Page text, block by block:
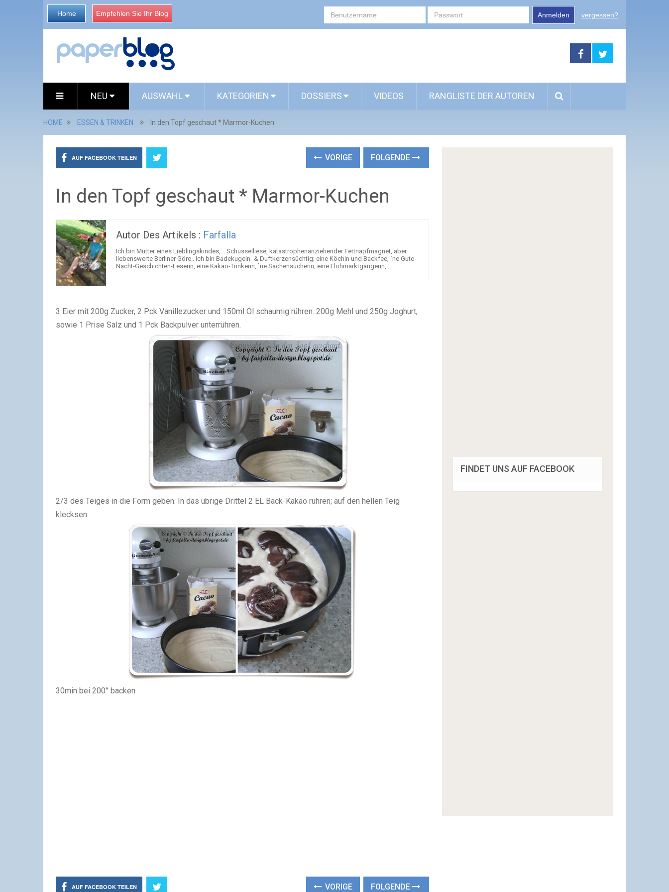
Home Empfehlen Sie Ihr Blog Anmelden vergessen?
NEU AUSWAHL KATEGORIEN DOSSIERS VIDEOS RANGLISTE DER AUTOREN
HOME ESSEN & TRINKEN In den Topf geschaut * Marmor-Kuchen
AUF FACEBOOK TEILEN VORIGE FOLGENDE
In den Topf geschaut * Marmor-Kuchen
Autor Des Artikels : Farfalla
Ich bin Mutter eines Lieblingskindes, ...Schusselliese, katastrophenanziehender Fettnapfmagnet, aber
liebenswerte Berliner Göre.. Ich bin Badekugeln- & Duftkerzensüchtig; eine Köchin und Backfee, `ne Gute-
Nacht-Geschichten-Leserin, eine Kakao-Trinkerin, `ne Sachensucherin, eine Flohmarktgängerin,...
3 Eier mit 200g Zucker, 2 Pck Vanillezucker und 150ml Öl schaumig rühren. 200g Mehl und 250g Joghurt,
sowie 1 Prise Salz und 1 Pck Backpulver unterrühren.
2/3 des Teiges in die Form geben. In das übrige Drittel 2 EL Back-Kakao rühren; auf den hellen Teig
klecksen.
30min bei 200° backen.
AUF FACEBOOK TEILEN VORIGE FOLGENDE
FINDET UNS AUF FACEBOOK